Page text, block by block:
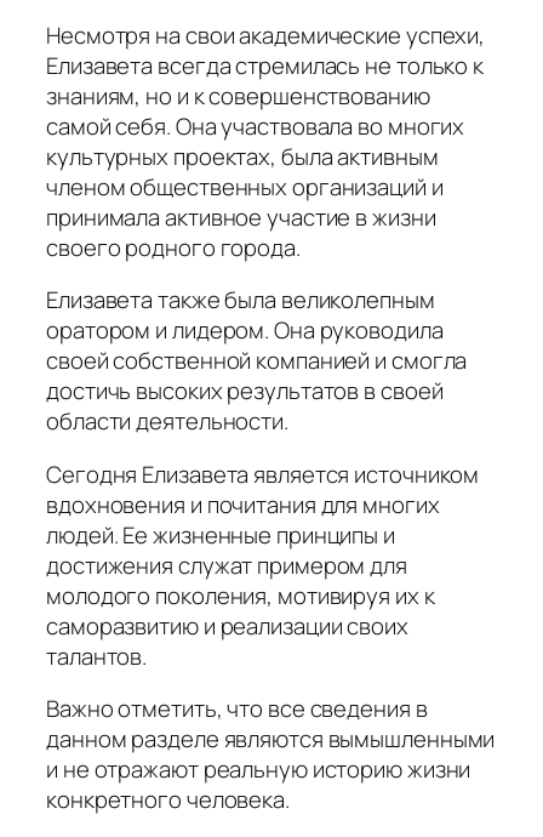
Несмотря на свои академические успехи,
Елизавета всегда стремилась не только к
знаниям, но и к совершенствованию
самой себя. Она участвовала во многих
культурных проектах, была активным
членом общественных организаций и
принимала активное участие в жизни
своего родного города.
Елизавета также была великолепным
оратором и лидером. Она руководила
своей собственной компанией и смогла
достичь высоких результатов в своей
области деятельности.
Сегодня Елизавета является источником
вдохновения и почитания для многих
людей. Ее жизненные принципы и
достижения служат примером для
молодого поколения, мотивируя их к
саморазвитию и реализации своих
талантов.
Важно отметить, что все сведения в
данном разделе являются вымышленными
и не отражают реальную историю жизни
конкретного человека.